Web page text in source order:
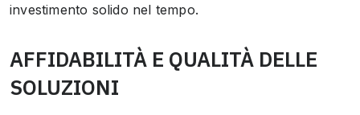
investimento solido nel tempo.
AFFIDABILITÀ E QUALITÀ DELLE
SOLUZIONI